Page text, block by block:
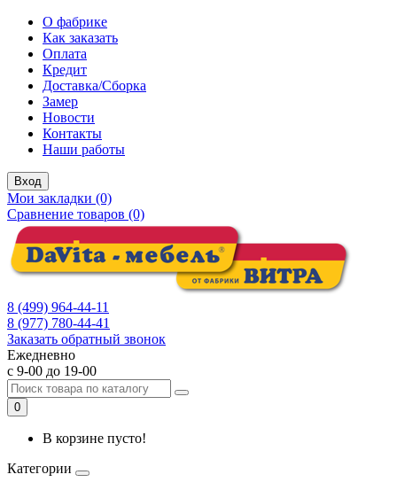
О фабрике
Как заказать
Оплата
Кредит
Доставка/Сборка
Замер
Новости
Контакты
Наши работы
Вход
Мои закладки (0)
Сравнение товаров (0)
8 (499) 964-44-11
8 (977) 780-44-41
Заказать обратный звонок
Ежедневно
с 9-00 до 19-00
0
В корзине пусто!
Категории